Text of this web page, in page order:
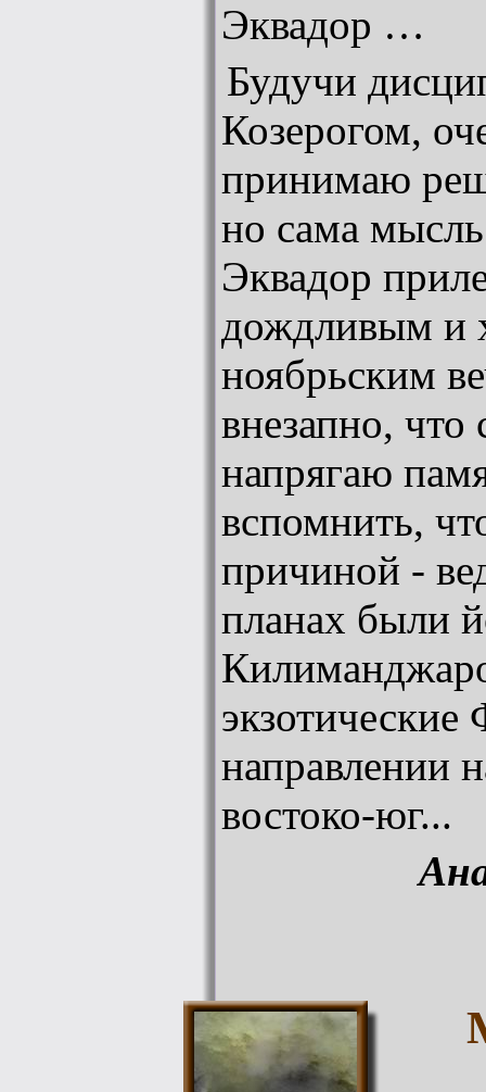
Эквадор …
Будучи
Козерогом,
принимаю
но сама
Эквадор
дождливым и
ноябрьским
внезапно, что
напрягаю
вспомнить,
причиной -
планах были
направлении
востоко-юг...